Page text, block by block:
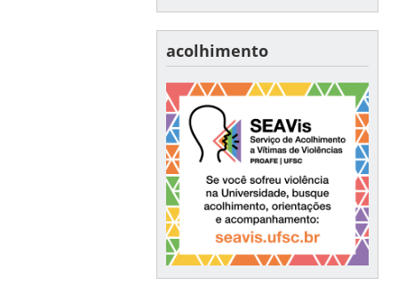
acolhimento